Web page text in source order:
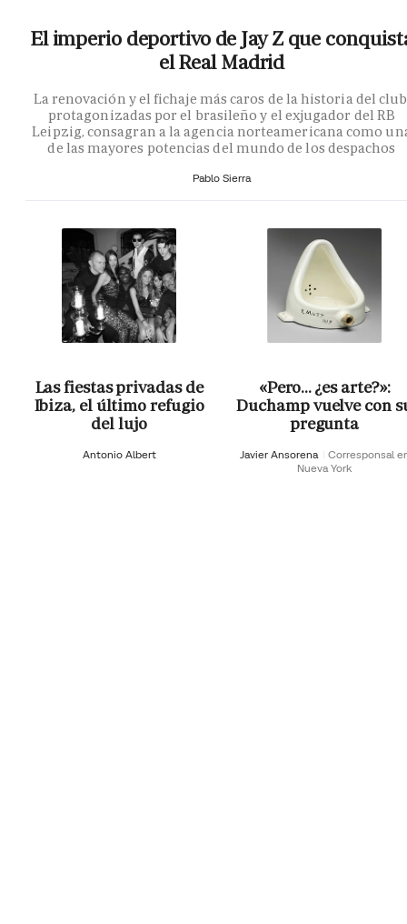
El imperio deportivo de Jay Z que
el Real Madrid
La renovación y el fichaje más caros de la historia del
protagonizadas por el brasileño y el exjugador del RB
Leipzig, consagran a la agencia norteamericana como
de las mayores potencias del mundo de los despachos
Pablo Sierra
Las fiestas privadas de
Ibiza, el último refugio
del lujo
Antonio Albert
«Pero… ¿es arte?»:
Duchamp vuelve con
pregunta
Javier Ansorena
Corresponsal
Nueva York